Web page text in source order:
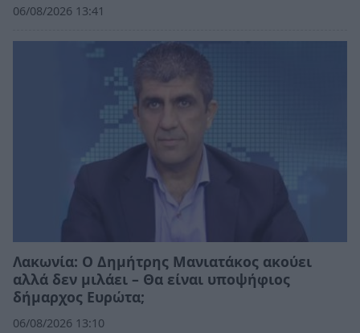
06/08/2026 13:41
Λακωνία: Ο Δημήτρης Μανιατάκος ακούει
αλλά δεν μιλάει – Θα είναι υποψήφιος
δήμαρχος Ευρώτα;
06/08/2026 13:10